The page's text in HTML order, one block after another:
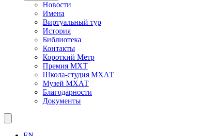
Новости
Имена
Виртуальный тур
История
Библиотека
Контакты
Короткий Метр
Премия МХТ
Школа-студия МХАТ
Музей МХАТ
Благодарности
Документы